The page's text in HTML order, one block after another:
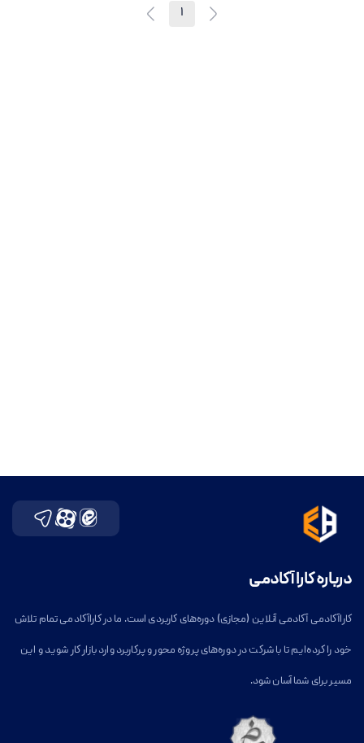
1
درباره کارا آکادمی
کاراآکادمی آکادمی آنلاین (مجازی) دوره‌های کاربردی است. ما در کاراآکادمی تمام تلاش
خود را کرده‌ایم تا با شرکت در دوره‌های پروژه محور و پرکاربرد وارد بازار کار شوید و این
مسیر برای شما آسان شود.